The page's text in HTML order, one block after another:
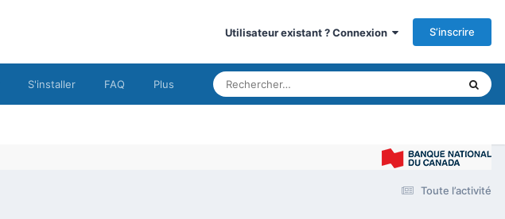
Utilisateur existant ? Connexion S’inscrire
S'installer FAQ Plus
Toute l’activité